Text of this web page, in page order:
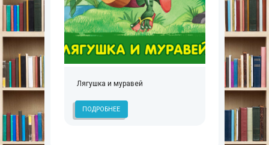
Лягушка и муравей
ПОДРОБНЕЕ